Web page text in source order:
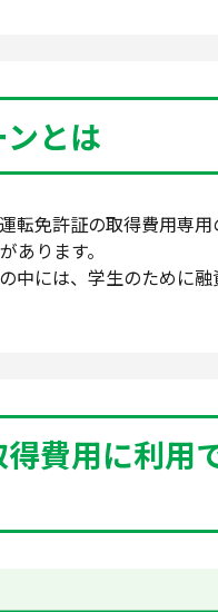
とは
転免許証の取得費用専
あります。
中には、学生のために
費用に利用